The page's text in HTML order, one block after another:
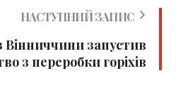
НАСТУПНИЙ ЗАПИС
Вінниччини запустив
з переробки горіхів